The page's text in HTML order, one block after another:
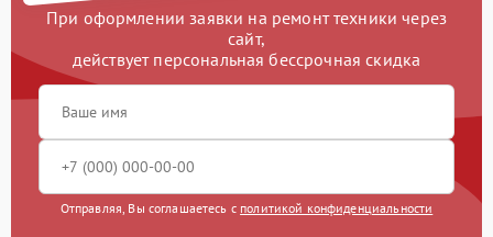
При оформлении заявки на ремонт техники через
сайт,
действует персональная бессрочная скидка
Отправляя, Вы соглашаетесь с политикой конфиденциальности